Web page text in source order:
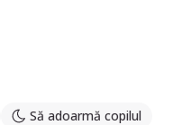
Să adoarmă copilul